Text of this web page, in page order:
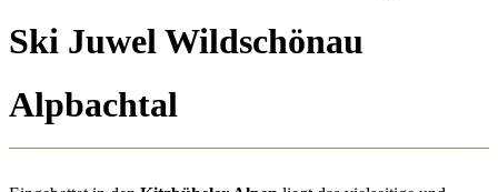
Ski Juwel Wildschönau
Alpbachtal